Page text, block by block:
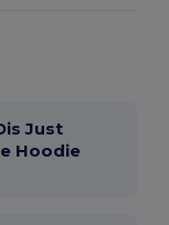
Just
Hoodie